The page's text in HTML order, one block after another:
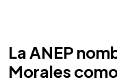
La ANEP
Morales